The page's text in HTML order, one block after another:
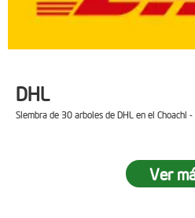
DHL
Siembra de 30 arboles de DHL en el Choachi -
Ver